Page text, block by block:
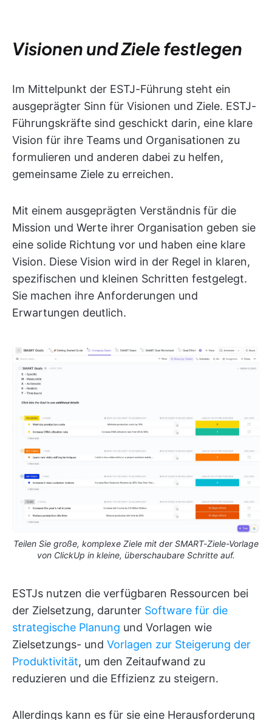
Visionen und Ziele festlegen
Im Mittelpunkt der ESTJ-Führung steht ein
ausgeprägter Sinn für Visionen und Ziele. ESTJ-
Führungskräfte sind geschickt darin, eine klare
Vision für ihre Teams und Organisationen zu
formulieren und anderen dabei zu helfen,
gemeinsame Ziele zu erreichen.
Mit einem ausgeprägten Verständnis für die
Mission und Werte ihrer Organisation geben sie
eine solide Richtung vor und haben eine klare
Vision. Diese Vision wird in der Regel in klaren,
spezifischen und kleinen Schritten festgelegt.
Sie machen ihre Anforderungen und
Erwartungen deutlich.
Teilen Sie große, komplexe Ziele mit der SMART-Ziele-Vorlage
von ClickUp in kleine, überschaubare Schritte auf.
ESTJs nutzen die verfügbaren Ressourcen bei
der Zielsetzung, darunter Software für die
strategische Planung und Vorlagen wie
Zielsetzungs- und Vorlagen zur Steigerung der
Produktivität, um den Zeitaufwand zu
reduzieren und die Effizienz zu steigern.
Allerdings kann es für sie eine Herausforderung